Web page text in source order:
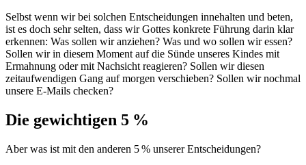
Selbst wenn wir bei solchen Entscheidungen innehalten und beten,
ist es doch sehr selten, dass wir Gottes konkrete Führung darin klar
erkennen: Was sollen wir anziehen? Was und wo sollen wir essen?
Sollen wir in diesem Moment auf die Sünde unseres Kindes mit
Ermahnung oder mit Nachsicht reagieren? Sollen wir diesen
zeitaufwendigen Gang auf morgen verschieben? Sollen wir nochmal
unsere E-Mails checken?
Die gewichtigen 5 %
Aber was ist mit den anderen 5 % unserer Entscheidungen?